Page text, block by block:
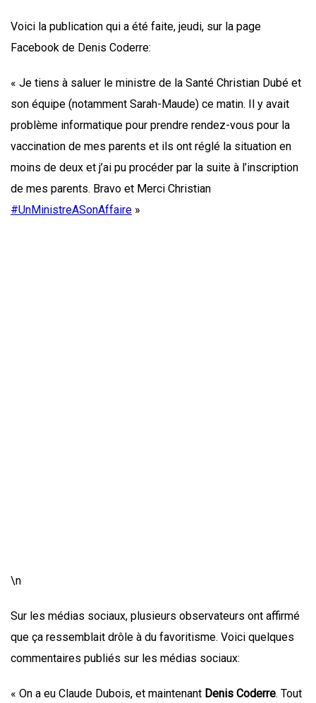
Voici la publication qui a été faite, jeudi, sur la page
Facebook de Denis Coderre:
« Je tiens à saluer le ministre de la Santé Christian Dubé et
son équipe (notamment Sarah-Maude) ce matin. Il y avait
problème informatique pour prendre rendez-vous pour la
vaccination de mes parents et ils ont réglé la situation en
moins de deux et j’ai pu procéder par la suite à l’inscription
de mes parents. Bravo et Merci Christian
#UnMinistreASonAffaire »
\n
Sur les médias sociaux, plusieurs observateurs ont affirmé
que ça ressemblait drôle à du favoritisme. Voici quelques
commentaires publiés sur les médias sociaux:
« On a eu Claude Dubois, et maintenant Denis Coderre. Tout